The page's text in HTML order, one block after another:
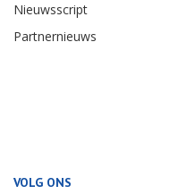
Nieuwsscript
Partnernieuws
VOLG ONS